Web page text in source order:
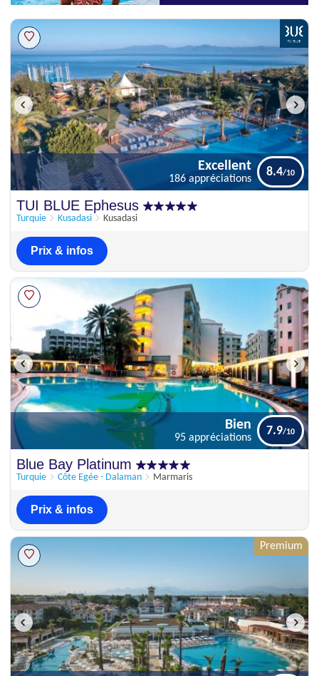
TUI BLUE Ephesus
Turquie Kusadasi Kusadasi
Excellent
186 appréciations
8.4
Prix & infos
95 appréciations
Blue Bay Platinum
Turquie Côte Egée - Dalaman Marmaris
Bien
95 appréciations
7.9
Prix & infos
Premium